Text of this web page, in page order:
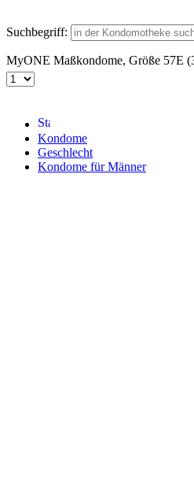
Suchbegriff:
MyONE Maßkondome, Größe 57E
Kondome
Geschlecht
Kondome für Männer